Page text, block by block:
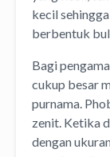
kecil
berbentuk
Bagi
cukup besar
purnama.
zenit. Ketika
dengan